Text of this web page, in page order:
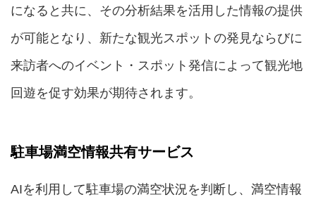
になると共に、その分析結果を活用した情報の提供
が可能となり、新たな観光スポットの発見ならびに
来訪者へのイベント・スポット発信によって観光地
回遊を促す効果が期待されます。
駐車場満空情報共有サービス
AIを利用して駐車場の満空状況を判断し、満空情報